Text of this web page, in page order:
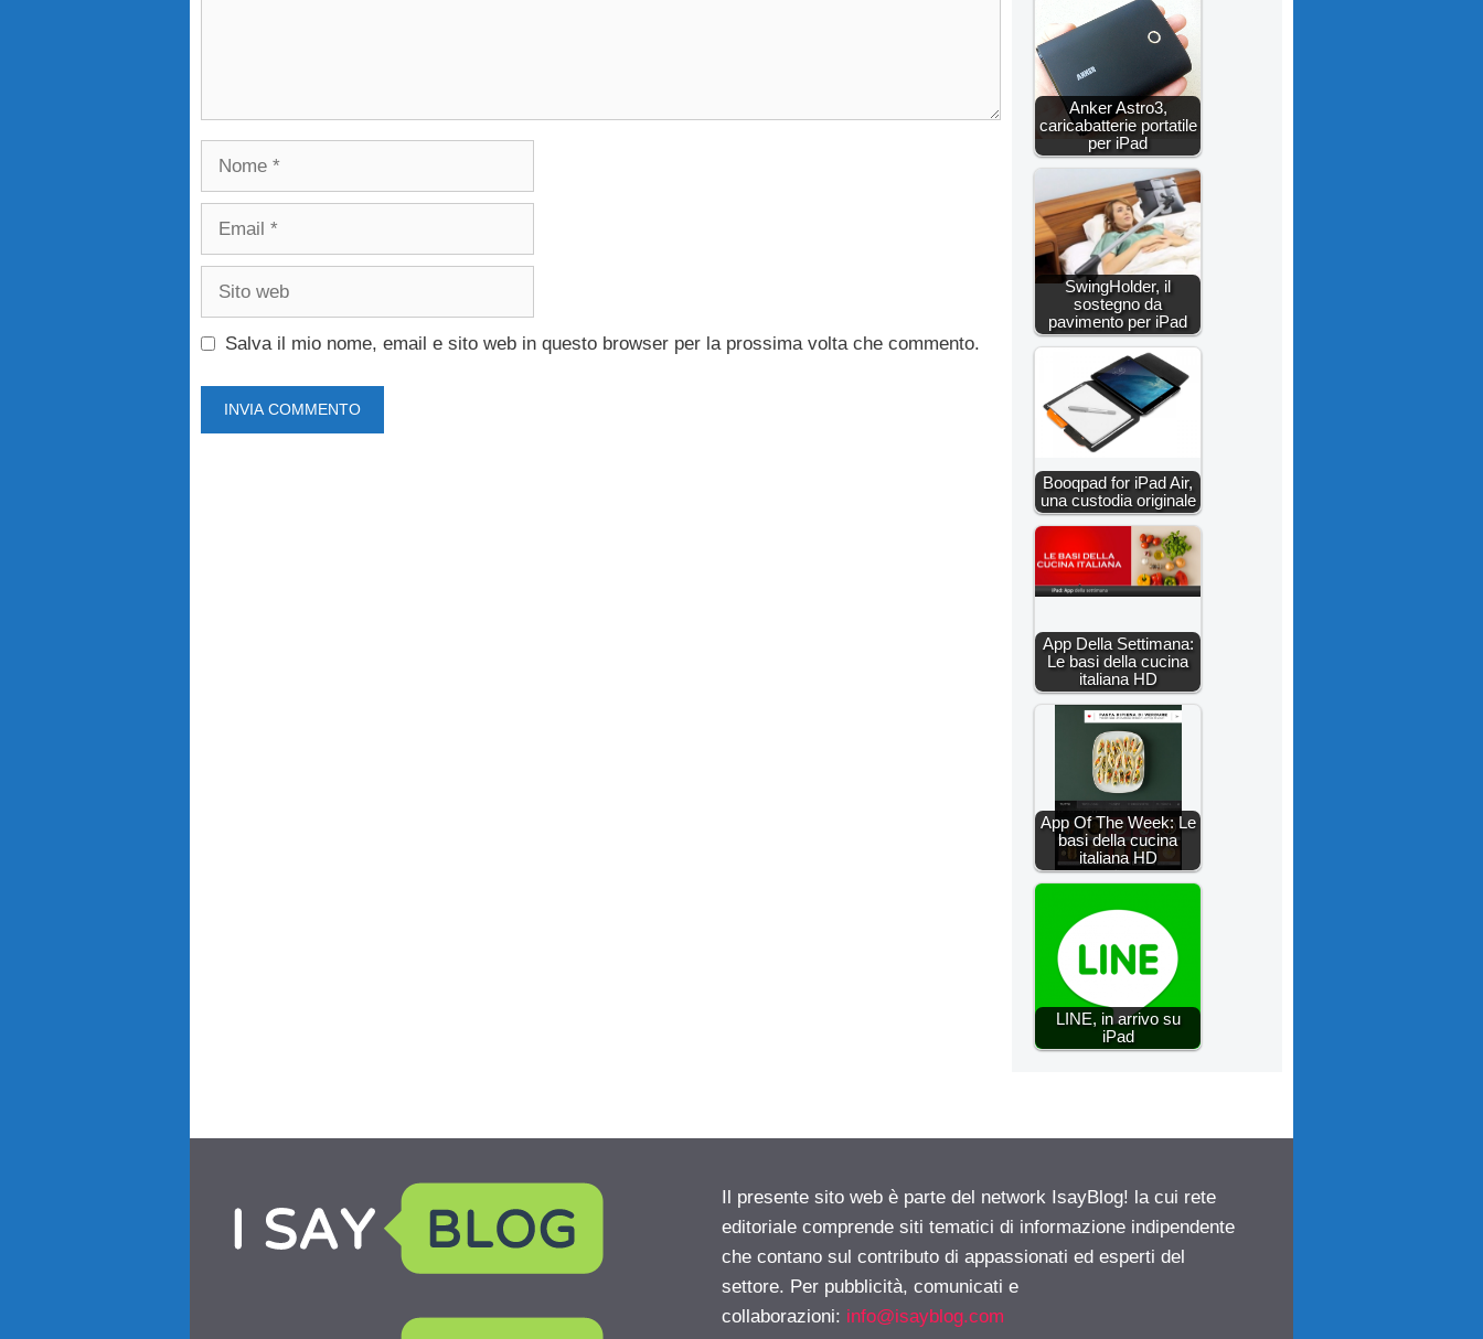
Nome
Email
Sito
Salva il mio nome, email e sito web in questo browser per la prossima volta che commento.
Anker Astro3,
caricabatterie portatile
per iPad
SwingHolder, il
sostegno da
pavimento per iPad
Booqpad for iPad Air,
una custodia originale
App Della Settimana:
Le basi della cucina
italiana HD
App Of The Week: Le
basi della cucina
italiana HD
LINE, in arrivo su
iPad
Il presente sito web è parte del network IsayBlog! la cui rete
editoriale comprende siti tematici di informazione indipendente
che contano sul contributo di appassionati ed esperti del
settore. Per pubblicità, comunicati e
collaborazioni: info@isayblog.com